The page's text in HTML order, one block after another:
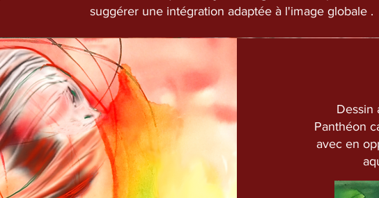
suggérer une intégration adaptée à l'image globale .
Dessin
Panthéon
avec en